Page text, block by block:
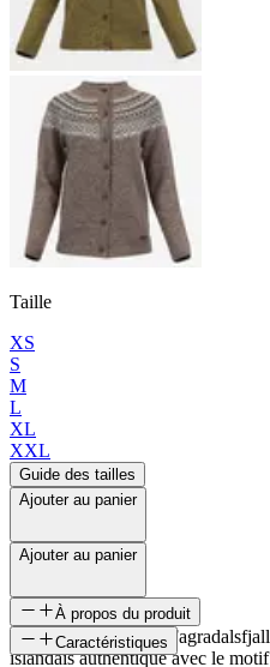
Taille
XS
S
M
L
XL
XXL
Guide des tailles
Ajouter au panier
Ajouter au panier
À propos du produit
Le cardigan en laine
islandais authentique avec le
Caractéristiques